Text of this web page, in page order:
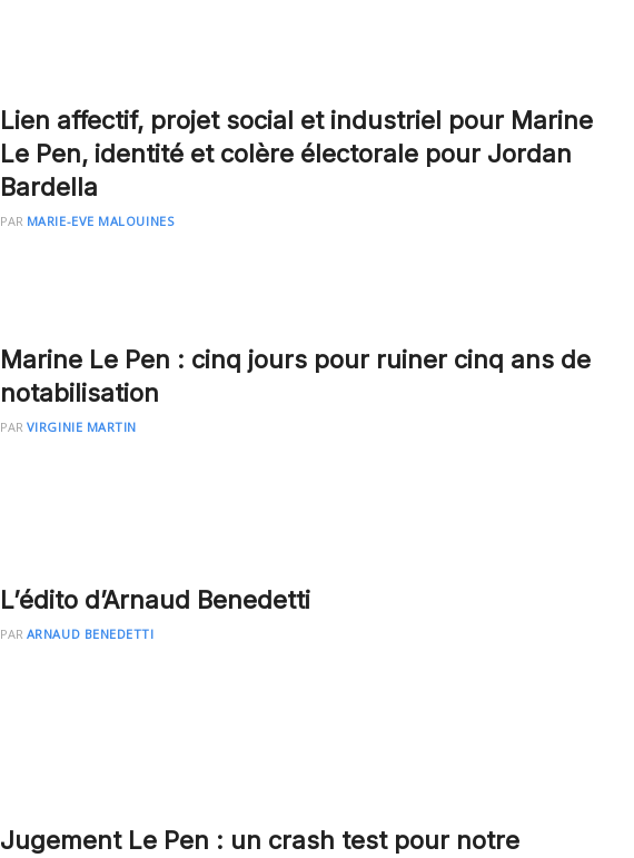
Lien affectif, projet social et industriel pour Marine
Le Pen, identité et colère électorale pour Jordan
Bardella
PAR MARIE-EVE MALOUINES
Marine Le Pen : cinq jours pour ruiner cinq ans de
notabilisation
PAR VIRGINIE MARTIN
L’édito d’Arnaud Benedetti
PAR ARNAUD BENEDETTI
Jugement Le Pen : un crash test pour notre